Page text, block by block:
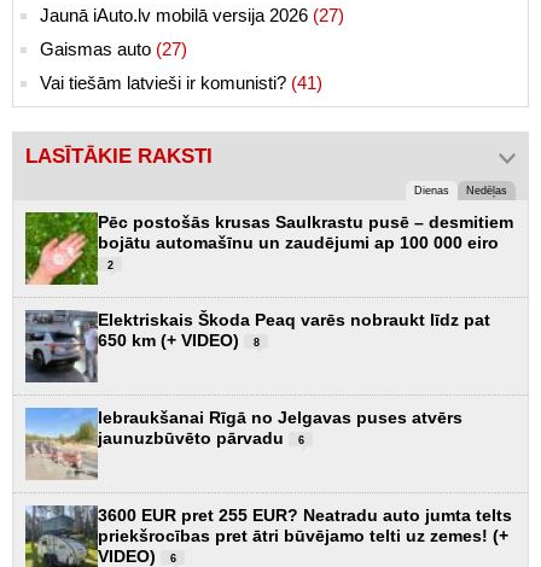
Jaunā iAuto.lv mobilā versija 2026 (27)
Gaismas auto (27)
Vai tiešām latvieši ir komunisti? (41)
LASĪTĀKIE RAKSTI
Dienas Nedēļas
Pēc postošās krusas Saulkrastu pusē – desmitiem
bojātu automašīnu un zaudējumi ap 100 000 eiro
2
Elektriskais Škoda Peaq varēs nobraukt līdz pat
650 km (+ VIDEO)
8
Iebraukšanai Rīgā no Jelgavas puses atvērs
jaunuzbūvēto pārvadu
6
3600 EUR pret 255 EUR? Neatradu auto jumta telts
priekšrocības pret ātri būvējamo telti uz zemes! (+
VIDEO)
6